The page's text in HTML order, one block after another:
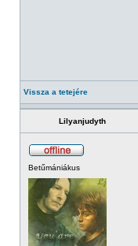
Vissza a tetejére
Lilyanjudyth
Betűmániákus